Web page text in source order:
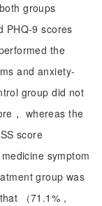
groups
PHQ-9 scores
the
and anxiety-
group did not
， whereas the
score
symptom
group was
（71.1%，